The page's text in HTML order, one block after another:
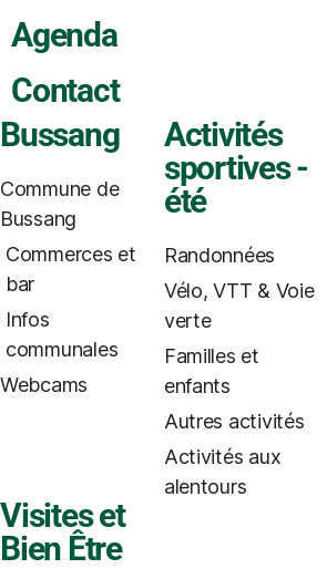
Agenda
Contact
Bussang
Commune de
Bussang
Commerces et
bar
Infos
communales
Webcams
Visites et
Bien Être
Activités
sportives -
été
Randonnées
Vélo, VTT & Voie
verte
Familles et
enfants
Autres activités
Activités aux
alentours